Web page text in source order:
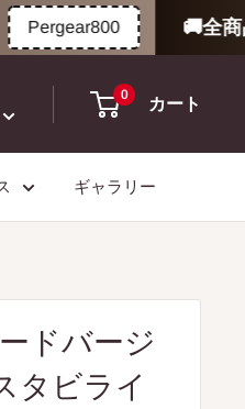
🚚全商品
0
カート
ギャラリー
ドバージ
タビライ